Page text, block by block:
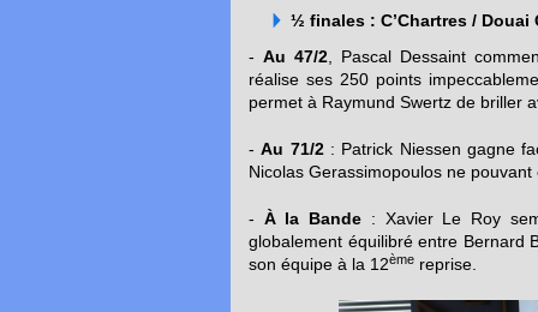
½ finales : C’Chartres / Douai
- Au 47/2 , Pascal Dessaint
réalise ses 250 points
permet à Raymund Swertz de briller
-Au 71/2: Patrick Niessen gagne
Nicolas Gerassimopoulos ne pouvant
- À la Bande : Xavier Le Roy
globalement équilibré entre Bernard
son équipe à la 12ème reprise.